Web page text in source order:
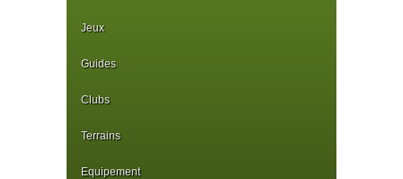
Jeux
Guides
Clubs
Terrains
Equipement